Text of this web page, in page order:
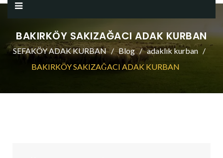
BAKIRKÖY SAKIZAĞACI ADAK KURBAN
SEFAKÖY ADAK KURBAN Blog
adaklık kurban
BAKIRKÖY SAKIZAĞACI ADAK KURBAN